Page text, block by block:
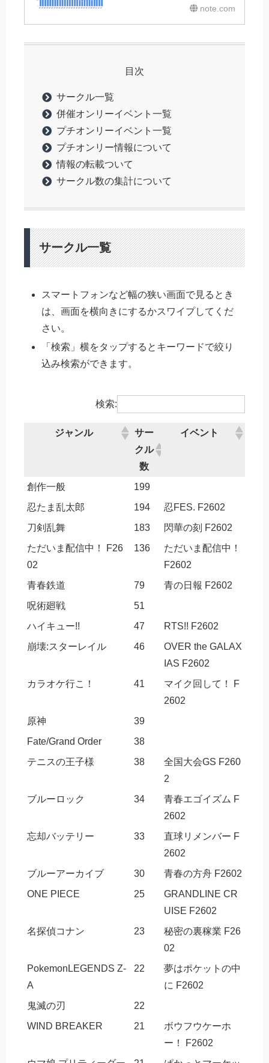
note.com
目次
サークル一覧
併催オンリーイベント一覧
プチオンリーイベント一覧
プチオンリー情報について
情報の転載ついて
サークル数の集計について
サークル一覧
スマートフォンなど幅の狭い画面で見るとき
は、画面を横向きにするかスワイプしてくだ
さい。
「検索」横をタップするとキーワードで絞り
込み検索ができます。
検索:
ジャンル
サー
クル
数
イベント
創作一般
199
忍たま乱太郎
194
忍FES. F2602
刀剣乱舞
183
閃華の刻 F2602
ただいま配信中！ F26
02
136
ただいま配信中！
F2602
青春鉄道
79
青の日報 F2602
呪術廻戦
51
ハイキュー!!
47
RTS!! F2602
崩壊:スターレイル
46
OVER the GALAX
IAS F2602
カラオケ行こ！
41
マイク回して！ F
2602
原神
39
Fate/Grand Order
38
テニスの王子様
38
全国大会GS F260
2
ブルーロック
34
青春エゴイズム F
2602
忘却バッテリー
33
直球リメンバー F
2602
ブルーアーカイブ
30
青春の方舟 F2602
ONE PIECE
25
GRANDLINE CR
UISE F2602
名探偵コナン
23
秘密の裏稼業 F26
02
PokemonLEGENDS Z-
A
22
夢はポケットの中
に F2602
鬼滅の刃
22
WIND BREAKER
21
ボウフウケーホ
ー！ F2602